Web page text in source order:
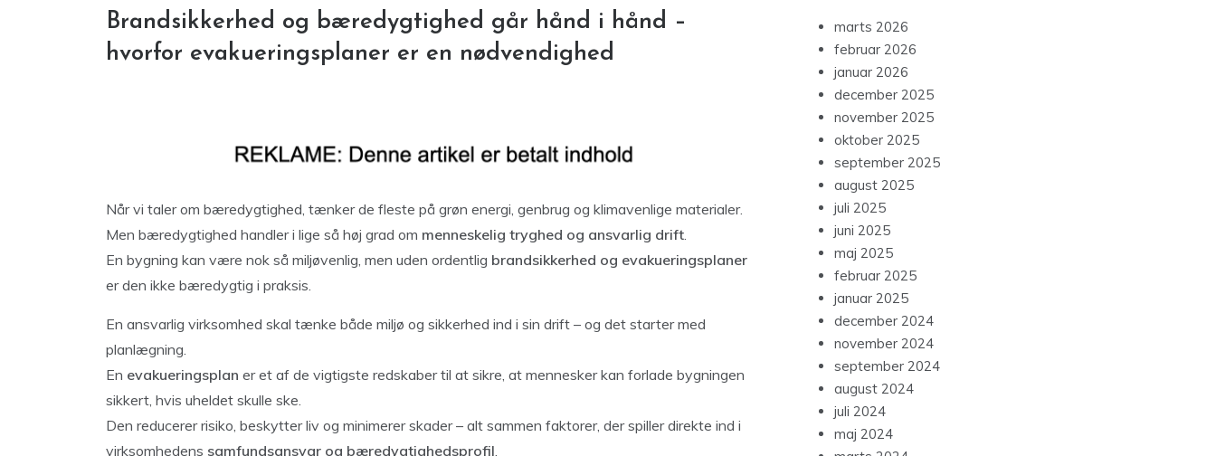
Brandsikkerhed og bæredygtighed går hånd i hånd –
hvorfor evakueringsplaner er en nødvendighed
Når vi taler om bæredygtighed, tænker de fleste på grøn energi, genbrug og klimavenlige materialer.
Men bæredygtighed handler i lige så høj grad om menneskelig tryghed og ansvarlig drift.
En bygning kan være nok så miljøvenlig, men uden ordentlig brandsikkerhed og evakueringsplaner
er den ikke bæredygtig i praksis.
En ansvarlig virksomhed skal tænke både miljø og sikkerhed ind i sin drift – og det starter med
planlægning.
En evakueringsplan er et af de vigtigste redskaber til at sikre, at mennesker kan forlade bygningen
sikkert, hvis uheldet skulle ske.
Den reducerer risiko, beskytter liv og minimerer skader – alt sammen faktorer, der spiller direkte ind i
virksomhedens samfundsansvar og bæredygtighedsprofil.
marts 2026
februar 2026
januar 2026
december 2025
november 2025
oktober 2025
september 2025
august 2025
juli 2025
juni 2025
maj 2025
februar 2025
januar 2025
december 2024
november 2024
september 2024
august 2024
juli 2024
maj 2024